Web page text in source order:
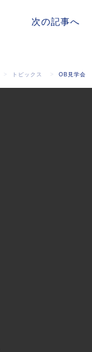
次の記事へ
トピックス OB見学会